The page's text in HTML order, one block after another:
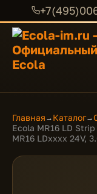
Главная → Каталог→
Ecola MR16 LD
MR16 LDxxxx 24V,